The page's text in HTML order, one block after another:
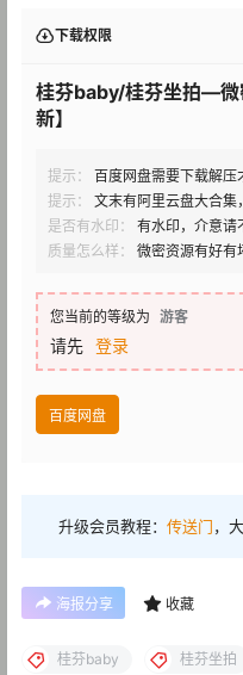
下载权限
桂芬baby/桂芬坐拍—微
新】
提示：
百度网盘需要下载解压
提示：
文末有阿里云盘大合集
是否有水印：
有水印，介意请
质量怎么样：
微密资源有好有
您当前的等级为 游客
请先 登录
百度网盘
升级会员教程： 传送门，
海报分享 收藏
桂芬baby 桂芬坐拍